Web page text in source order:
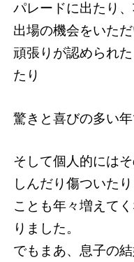
パレードに出たり
出場の機会をいた
頑張りが認められ
たり
驚きと喜びの多い年
そして個人的には
しんだり傷ついた
ことも年々増えて
りました。
でもまあ、息子の